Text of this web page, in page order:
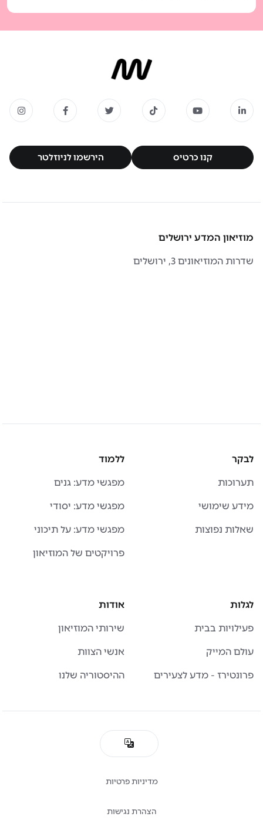
קנו כרטיס הירשמו לניוזלטר
מוזיאון המדע ירושלים
שדרות המוזיאונים 3, ירושלים
לבקר
תערוכות
מידע שימושי
שאלות נפוצות
ללמוד
מפגשי מדע: גנים
מפגשי מדע: יסודי
מפגשי מדע: על תיכוני
פרויקטים של המוזיאון
לגלות
פעילויות בבית
עולם המייק
פרונטירז - מדע לצעירים
אודות
שירותי המוזיאון
אנשי הצוות
ההיסטוריה שלנו
מדיניות פרטיות
הצהרת נגישות